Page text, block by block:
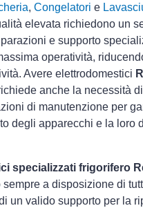
, Congelatori e
elevata richiedono un
e supporto
operatività,
Avere elettrodomestici
anche la necessità
di manutenzione per
degli apparecchi e la loro
specializzati frigorifero
sempre a disposizione di
un valido supporto per la